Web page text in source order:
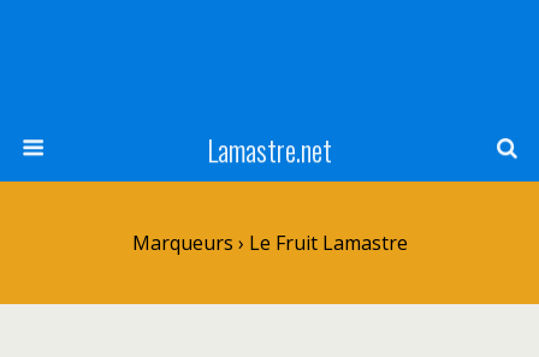
Lamastre.net
Marqueurs › Le Fruit Lamastre